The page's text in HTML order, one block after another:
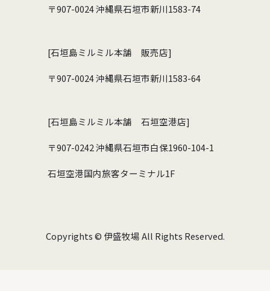
〒907-0024 沖縄県石垣市新川1583-74
[石垣島ミルミル本舗 販売店]
〒907-0024 沖縄県石垣市新川1583-64
[石垣島ミルミル本舗 石垣空港店]
〒907-0242 沖縄県石垣市白保1960-104-1
石垣空港国内旅客ターミナル1F
Copyrights © 伊盛牧場 All Rights Reserved.